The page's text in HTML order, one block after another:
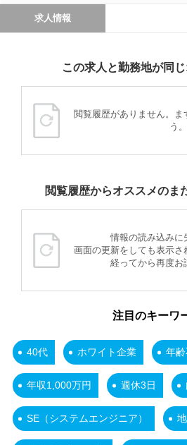
求人情報
この求人と勤務地が同
閲覧履歴がありません。ま
う。
閲覧履歴からオススメのま
情報の読み込みに
画面の更新をしても表示さ
経ってから再度お
注目のキーワ
40代 ホワイト企業 年齢
年収1,000万円 週休3日
SE（システムエンジニア）